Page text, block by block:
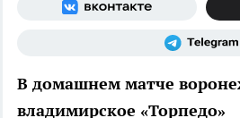
В домашнем матче
владимирское «Торпедо»